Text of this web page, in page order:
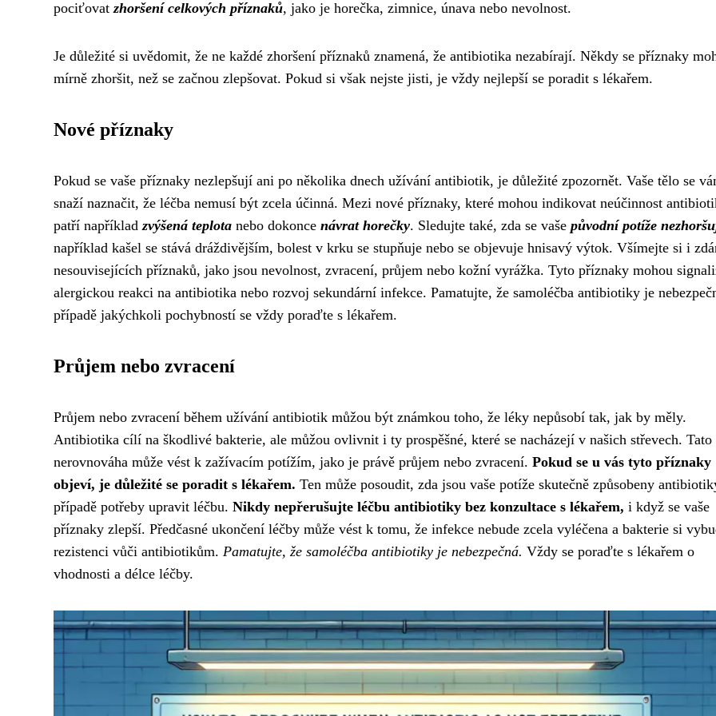
pociťovatzhoršení celkových příznaků, jako je horečka, zimnice, únava nebo nevolnost.
Je důležité si uvědomit, že ne každé zhoršení příznaků znamená, že antibiotika nezabírají. Někdy se příznaky
mírně zhoršit, než se začnou zlepšovat. Pokud si však nejste jisti, je vždy nejlepší se poradit s lékařem.
Nové příznaky
Pokud se vaše příznaky nezlepšují ani po několika dnech užívání antibiotik, je důležité zpozornět. Vaše tělo se
snaží naznačit, že léčba nemusí být zcela účinná. Mezi nové příznaky, které mohou indikovat neúčinnost
patří napříkladzvýšená teplota nebo dokonce návrat horečky. Sledujte také, zda se vaše původní potíže
například kašel se stává dráždivějším, bolest v krku se stupňuje nebo se objevuje hnisavý výtok. Všímejte si i
nesouvisejících příznaků, jako jsou nevolnost, zvracení, průjem nebo kožní vyrážka. Tyto příznaky mohou
alergickou reakci na antibiotika nebo rozvoj sekundární infekce. Pamatujte, že samoléčba antibiotiky je
případě jakýchkoli pochybností se vždy poraďte s lékařem.
Průjem nebo zvracení
Průjem nebo zvracení během užívání antibiotik můžou být známkou toho, že léky nepůsobí tak, jak by měly.
Antibiotika cílí na škodlivé bakterie, ale můžou ovlivnit i ty prospěšné, které se nacházejí v našich střevech. Tato
nerovnováha může vést k zažívacím potížím, jako je právě průjem nebo zvracení. Pokud se u vás tyto příznaky
objeví, je důležité se poradit s lékařem. Ten může posoudit, zda jsou vaše potíže skutečně způsobeny
případě potřeby upravit léčbu. Nikdy nepřerušujte léčbu antibiotiky bez konzultace s lékařem, i když se vaše
příznaky zlepší. Předčasné ukončení léčby může vést k tomu, že infekce nebude zcela vyléčena a bakterie si
rezistenci vůči antibiotikům. Pamatujte, že samoléčba antibiotiky je nebezpečná. Vždy se poraďte s lékařem o
vhodnosti a délce léčby.